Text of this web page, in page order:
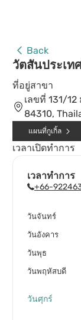
Back
วัตสันประเท
ที่อยู่สาขา
เลขที่ 131/12
84310,
แผนที่กูเกิ้ล
เวลาเปิดทำการ
เวลาทำการ
+66-
วันจันทร์
วันอังคาร
วันพุธ
วันพฤหัสบดี
วันศุกร์